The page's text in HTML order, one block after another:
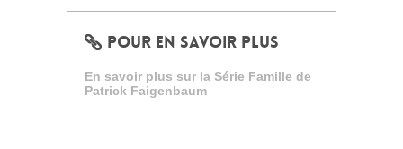
POUR EN SAVOIR PLUS
En savoir plus sur la Série Famille de
Patrick Faigenbaum